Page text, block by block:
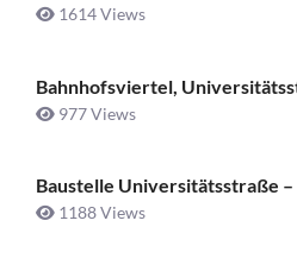
1614 Views
Bahnhofsviertel,
977 Views
Baustelle Universitätsstraße
1188 Views